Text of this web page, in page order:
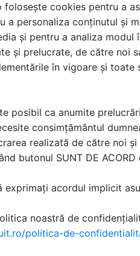
din tesatura din fibra de
impregnata cu rasini
OF TECHNICAL
din fibra de carbon
din fibra de carbon
cookies pentru a
a personaliza conținutul și
și pentru a analiza modul
și prelucrate, de către noi
în vigoare și toate
posibil ca anumite
consimțământul
realizată de către noi
butonul SUNT DE ACORD
exprimați acordul implicit
noastră de
politica-de-